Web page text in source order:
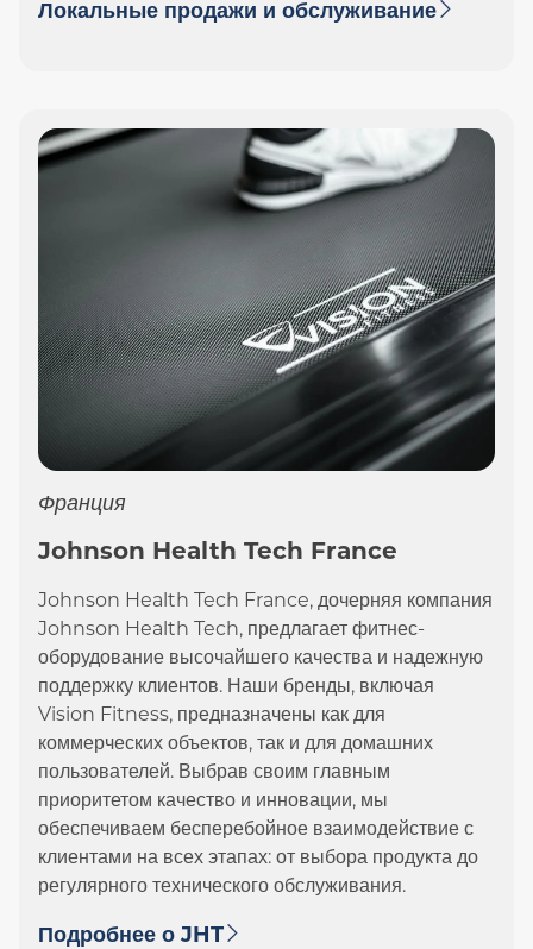
Локальные продажи и обслуживание
Франция
Johnson Health Tech France
Johnson Health Tech France, дочерняя компания
Johnson Health Tech, предлагает фитнес-
оборудование высочайшего качества и надежную
поддержку клиентов. Наши бренды, включая
Vision Fitness, предназначены как для
коммерческих объектов, так и для домашних
пользователей. Выбрав своим главным
приоритетом качество и инновации, мы
обеспечиваем бесперебойное взаимодействие с
клиентами на всех этапах: от выбора продукта до
регулярного технического обслуживания.
Подробнее о JHT